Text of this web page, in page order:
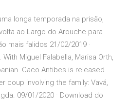
longa temporada na prisão,
ao Largo do Arouche para
mais falidos 21/02/2019 ·
Miguel Falabella, Marisa Orth,
Caco Antibes is released
coup involving the family: Vavá,
09/01/2020 · Download do